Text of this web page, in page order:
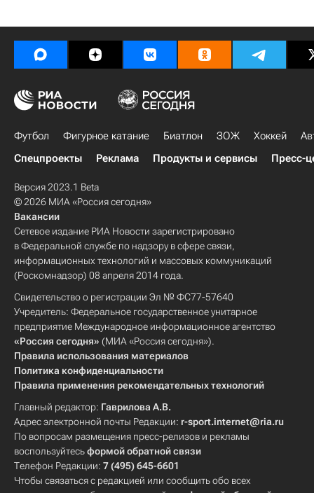
Футбол Фигурное катание Биатлон ЗОЖ Хоккей
Спецпроекты
Реклама Продукты и сервисы Пресс-
Версия 2023.1 Beta
© 2026 МИА «Россия сегодня»
Вакансии
Сетевое издание РИА Новости зарегистрировано
в Федеральной службе по надзору в сфере связи,
информационных технологий и массовых коммуникаций
(Роскомнадзор) 08 апреля 2014 года.
Свидетельство о регистрации Эл № ФС77-57640
Учредитель: Федеральное государственное унитарное
предприятие Международное информационное агентство
«Россия сегодня» (МИА «Россия сегодня»).
Правила использования материалов
Политика конфиденциальности
Правила применения рекомендательных технологий
Главный редактор: Гаврилова А.В.
Адрес электронной почты Редакции: r-sport.internet@ria.ru
По вопросам размещения пресс-релизов и рекламы
воспользуйтесьформой обратной связи
Телефон Редакции: 7 (495) 645-6601
Чтобы связаться с редакцией или сообщить обо всех